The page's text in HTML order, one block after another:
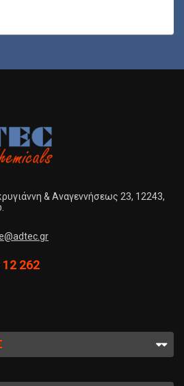
& Αναγεννήσεως 23, 12243,
12 262